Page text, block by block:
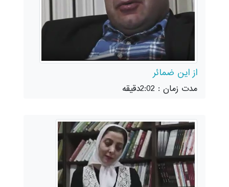
از این ضمائر
مدت زمان : 2:02دقیقه